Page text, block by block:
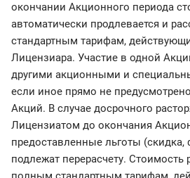
окончании Акционного периода
автоматически продлевается и
стандартным тарифам,
Лицензиара. Участие в одной
другими акционными и
если иное прямо не
Акций. В случае досрочного
Лицензиатом до окончания
предоставленные льготы
подлежат перерасчету. Стоимость